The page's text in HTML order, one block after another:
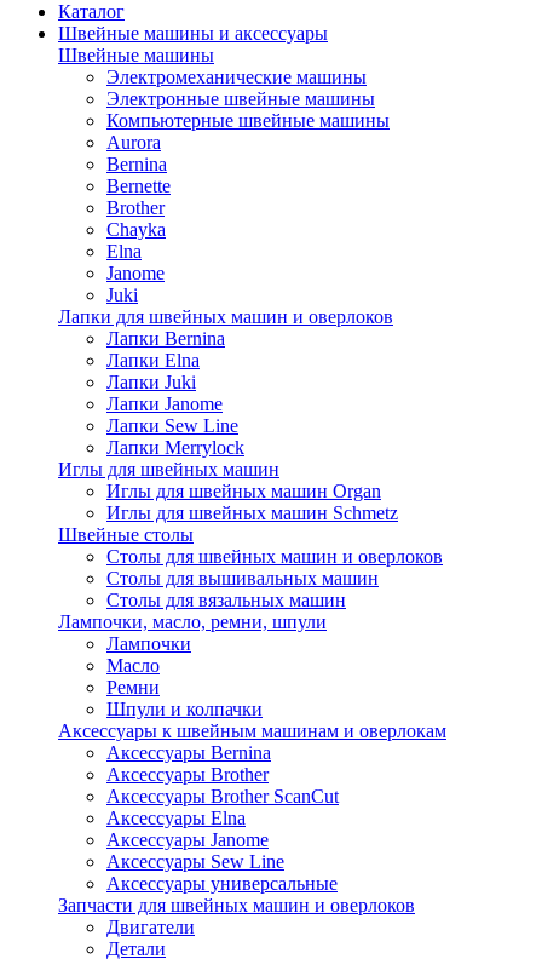
Каталог
Швейные машины и аксессуары
Швейные машины
Электромеханические машины
Электронные швейные машины
Компьютерные швейные машины
Aurora
Bernina
Bernette
Brother
Chayka
Elna
Janome
Juki
Лапки для швейных машин и оверлоков
Лапки Bernina
Лапки Elna
Лапки Juki
Лапки Janome
Лапки Sew Line
Лапки Merrylock
Иглы для швейных машин
Иглы для швейных машин Organ
Иглы для швейных машин Schmetz
Швейные столы
Столы для швейных машин и оверлоков
Столы для вышивальных машин
Столы для вязальных машин
Лампочки, масло, ремни, шпули
Лампочки
Масло
Ремни
Шпули и колпачки
Аксессуары к швейным машинам и оверлокам
Аксессуары Bernina
Аксессуары Brother
Аксессуары Brother ScanCut
Аксессуары Elna
Аксессуары Janome
Аксессуары Sew Line
Аксессуары универсальные
Запчасти для швейных машин и оверлоков
Двигатели
Детали